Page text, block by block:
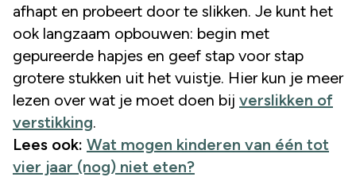
afhapt en probeert door te slikken. Je kunt het
ook langzaam opbouwen: begin met
gepureerde hapjes en geef stap voor stap
grotere stukken uit het vuistje. Hier kun je meer
lezen over wat je moet doen bij verslikken of
verstikking.
Lees ook: Wat mogen kinderen van één tot
vier jaar (nog) niet eten?